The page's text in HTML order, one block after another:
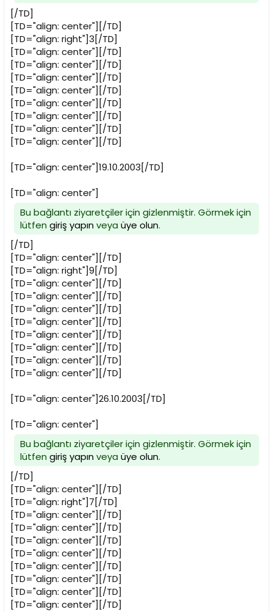
[/TD]
[TD="align: center"][/TD]
[TD="align: right"]3[/TD]
[TD="align: center"][/TD]
[TD="align: center"][/TD]
[TD="align: center"][/TD]
[TD="align: center"][/TD]
[TD="align: center"][/TD]
[TD="align: center"][/TD]
[TD="align: center"][/TD]
[TD="align: center"][/TD]
[TD="align: center"]19.10.2003[/TD]
[TD="align: center"]
Bu bağlantı ziyaretçiler için gizlenmiştir. Görmek için
lütfen giriş yapınveya üye olun.
[/TD]
[TD="align: center"][/TD]
[TD="align: right"]9[/TD]
[TD="align: center"][/TD]
[TD="align: center"][/TD]
[TD="align: center"][/TD]
[TD="align: center"][/TD]
[TD="align: center"][/TD]
[TD="align: center"][/TD]
[TD="align: center"][/TD]
[TD="align: center"][/TD]
[TD="align: center"]26.10.2003[/TD]
[TD="align: center"]
Bu bağlantı ziyaretçiler için gizlenmiştir. Görmek için
lütfen giriş yapınveya üye olun.
[/TD]
[TD="align: center"][/TD]
[TD="align: right"]7[/TD]
[TD="align: center"][/TD]
[TD="align: center"][/TD]
[TD="align: center"][/TD]
[TD="align: center"][/TD]
[TD="align: center"][/TD]
[TD="align: center"][/TD]
[TD="align: center"][/TD]
[TD="align: center"][/TD]